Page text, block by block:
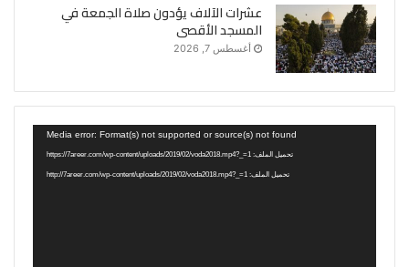
عشرات الآلاف يؤدون صلاة الجمعة في
المسجد الأقصى
أغسطس 7, 2026
Media error: Format(s) not supported or source(s) not found
تحميل الملف: https://7areer.com/wp-content/uploads/2019/02/voda2018.mp4?_=1
تحميل الملف: http://7areer.com/wp-content/uploads/2019/02/voda2018.mp4?_=1